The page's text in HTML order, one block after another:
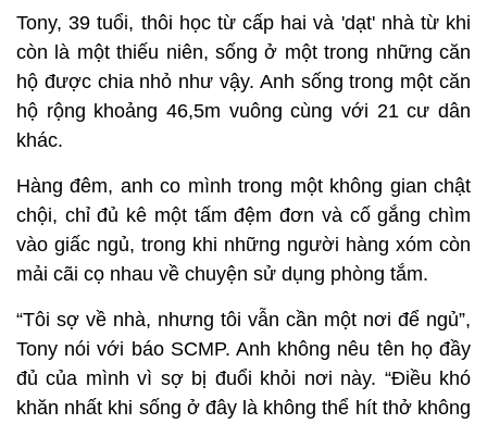
Tony, 39 tuổi, thôi học từ cấp hai và 'dạt' nhà từ khi
còn là một thiếu niên, sống ở một trong những căn
hộ được chia nhỏ như vậy. Anh sống trong một căn
hộ rộng khoảng 46,5m vuông cùng với 21 cư dân
khác.
Hàng đêm, anh co mình trong một không gian chật
chội, chỉ đủ kê một tấm đệm đơn và cố gắng chìm
vào giấc ngủ, trong khi những người hàng xóm còn
mải cãi cọ nhau về chuyện sử dụng phòng tắm.
“Tôi sợ về nhà, nhưng tôi vẫn cần một nơi để ngủ”,
Tony nói với báo SCMP. Anh không nêu tên họ đầy
đủ của mình vì sợ bị đuổi khỏi nơi này. “Điều khó
khăn nhất khi sống ở đây là không thể hít thở không